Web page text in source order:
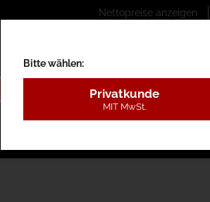
Nettopreise anzeigen
Bitte wählen:
Privatkunde
MIT MwSt.